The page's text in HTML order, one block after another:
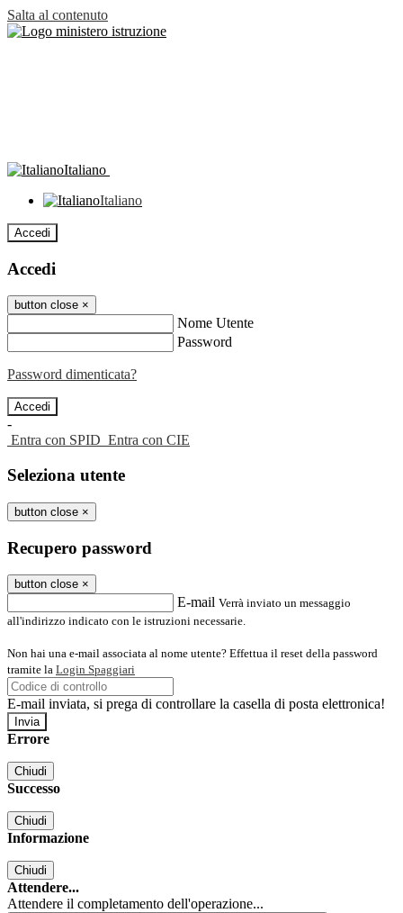
Salta al contenuto
Italiano
Italiano
Accedi
Accedi
button close ×
Nome Utente
Password
Password dimenticata?
-
Entra con SPID Entra con CIE
Seleziona utente
button close ×
Recupero password
button close ×
E-mail Verrà inviato un messaggio
all'indirizzo indicato con le istruzioni necessarie.
Non hai una e-mail associata al nome utente? Effettua il reset della password
tramite la Login Spaggiari
E-mail inviata, si prega di controllare la casella di posta elettronica!
Errore
Chiudi
Successo
Chiudi
Informazione
Chiudi
Attendere...
Attendere il completamento dell'operazione...